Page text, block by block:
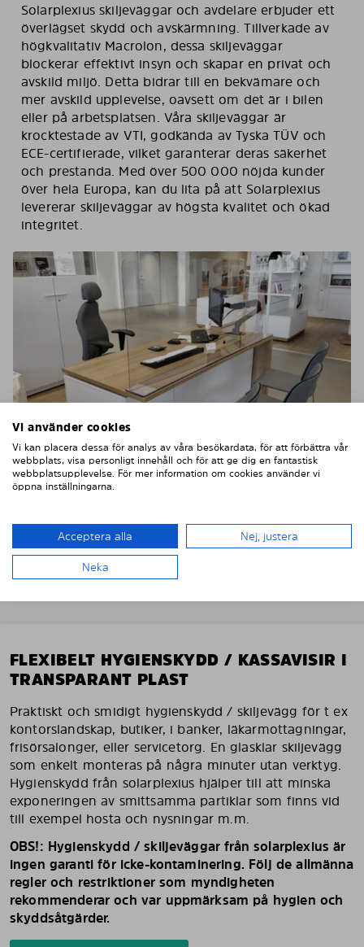
Solarplexius skiljeväggar och avdelare erbjuder ett
överlägset skydd och avskärmning. Tillverkade av
högkvalitativ Macrolon, dessa skiljeväggar
blockerar effektivt insyn och skapar en privat och
avskild miljö. Detta bidrar till en bekvämare och
mer avskild upplevelse, oavsett om det är i bilen
eller på arbetsplatsen. Våra skiljeväggar är
krocktestade av VTI, godkända av Tyska TÜV och
ECE-certifierade, vilket garanterar deras säkerhet
och prestanda. Med över 500 000 nöjda kunder
över hela Europa, kan du lita på att Solarplexius
levererar skiljeväggar av högsta kvalitet och ökad
integritet.
FLEXIBELT HYGIENSKYDD / KASSAVISIR I
TRANSPARANT PLAST
Praktiskt och smidigt hygienskydd / skiljevägg för t ex
kontorslandskap, butiker, i banker, läkarmottagningar,
frisörsalonger, eller servicetorg. En glasklar skiljevägg
som enkelt monteras på några minuter utan verktyg.
Hygienskydd från solarplexius hjälper till att minska
exponeringen av smittsamma partiklar som finns vid
till exempel hosta och nysningar m.m.
OBS!: Hygienskydd / skiljeväggar från solarplexius är
ingen garanti för icke-kontaminering. Följ de allmänna
regler och restriktioner som myndigheten
rekommenderar och var uppmärksam på hygien och
skyddsåtgärder.
Vi använder cookies
Vi kan placera dessa för analys av våra besökardata, för att förbättra vår
webbplats, visa personligt innehåll och för att ge dig en fantastisk
webbplatsupplevelse. För mer information om cookies använder vi
öppna inställningarna.
Acceptera alla Nej, justera
Neka